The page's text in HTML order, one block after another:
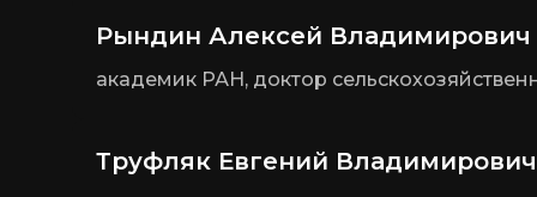
академик РАН, доктор
Рындин Алексей Владимирович
Труфляк Евгений Владимирович